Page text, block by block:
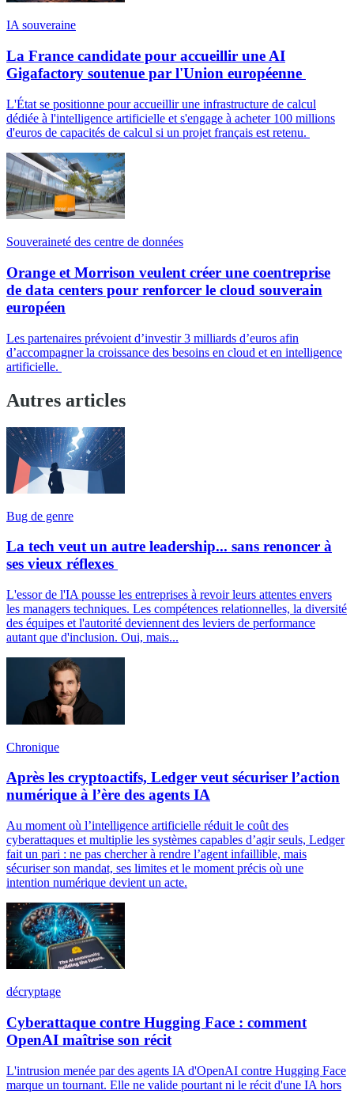
IA souveraine
La France candidate pour accueillir une AI
Gigafactory soutenue par l'Union européenne
L'État se positionne pour accueillir une infrastructure de calcul
dédiée à l'intelligence artificielle et s'engage à acheter 100 millions
d'euros de capacités de calcul si un projet français est retenu.
Souveraineté des centre de données
Orange et Morrison veulent créer une coentreprise
de data centers pour renforcer le cloud souverain
européen
Les partenaires prévoient d’investir 3 milliards d’euros afin
d’accompagner la croissance des besoins en cloud et en intelligence
artificielle.
Autres articles
Bug de genre
La tech veut un autre leadership... sans renoncer à
ses vieux réflexes
L'essor de l'IA pousse les entreprises à revoir leurs attentes envers
les managers techniques. Les compétences relationnelles, la diversité
des équipes et l'autorité deviennent des leviers de performance
autant que d'inclusion. Oui, mais...
Chronique
Après les cryptoactifs, Ledger veut sécuriser l’action
numérique à l’ère des agents IA
Au moment où l’intelligence artificielle réduit le coût des
cyberattaques et multiplie les systèmes capables d’agir seuls, Ledger
fait un pari : ne pas chercher à rendre l’agent infaillible, mais
sécuriser son mandat, ses limites et le moment précis où une
intention numérique devient un acte.
décryptage
Cyberattaque contre Hugging Face : comment
OpenAI maîtrise son récit
L'intrusion menée par des agents IA d'OpenAI contre Hugging Face
marque un tournant. Elle ne valide pourtant ni le récit d'une IA hors